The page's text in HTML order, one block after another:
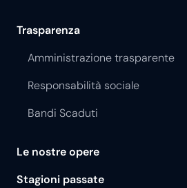
Trasparenza
Amministrazione trasparente
Responsabilità sociale
Bandi Scaduti
Le nostre opere
Stagioni passate